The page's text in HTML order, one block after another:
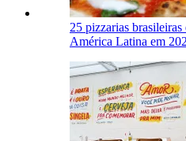
25 pizzarias brasileiras
América Latina em